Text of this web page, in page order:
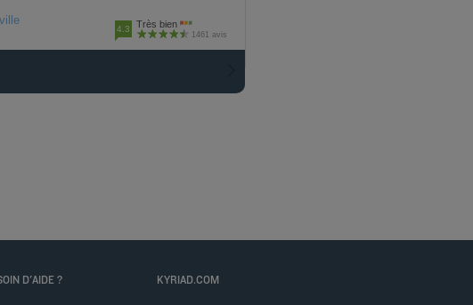
4.3 Très bien
1461 avis
D'AIDE ? KYRIAD.COM